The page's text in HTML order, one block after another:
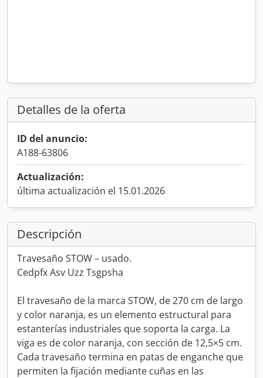
Detalles de la oferta
ID del anuncio:
A188-63806
Actualización:
última actualización el 15.01.2026
Descripción
Travesaño STOW – usado.
Cedpfx Asv Uzz Tsgpsha
El travesaño de la marca STOW, de 270 cm de largo
y color naranja, es un elemento estructural para
estanterías industriales que soporta la carga. La
viga es de color naranja, con sección de 12,5×5 cm.
Cada travesaño termina en patas de enganche que
permiten la fijación mediante cuñas en las